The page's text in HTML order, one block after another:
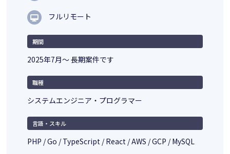
フルリモート
期間
2025年7月～ 長期案件です
職種
システムエンジニア・プログラマー
言語・スキル
PHP / Go / TypeScript / React / AWS / GCP / MySQL